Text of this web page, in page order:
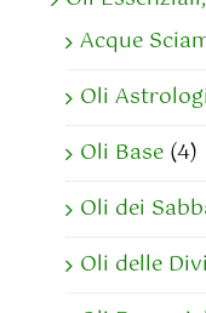
Acque
Oli
Oli Base (4)
Oli dei
Oli delle